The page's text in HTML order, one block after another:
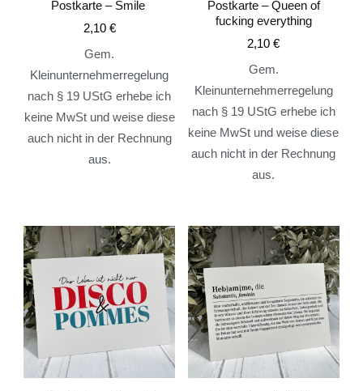
Postkarte – Smile
2,10 €
Gem.
Kleinunternehmerregelung
nach § 19 UStG erhebe ich
keine MwSt und weise diese
auch nicht in der Rechnung
aus.
Postkarte – Queen of
fucking everything
2,10€
Gem.
Kleinunternehmerregelung
nach § 19 UStG erhebe ich
keine MwSt und weise diese
auch nicht in der Rechnung
aus.